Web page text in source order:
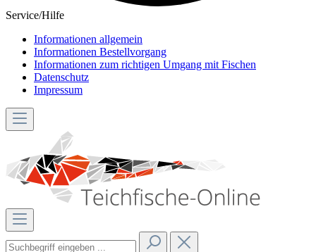
Service/Hilfe
Informationen allgemein
Informationen Bestellvorgang
Informationen zum richtigen Umgang mit Fischen
Datenschutz
Impressum